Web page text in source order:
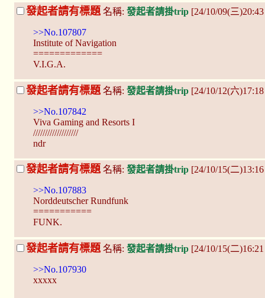
發起者請有標題 名稱: 發起者請掛trip [24/10/09(三
>>No.107807
Institute of Navigation
=============
V.I.G.A.
發起者請有標題 名稱: 發起者請掛trip [24/10/12(六
>>No.107842
Viva Gaming and Resorts I
///////////////////
ndr
發起者請有標題 名稱: 發起者請掛trip [24/10/15(二
>>No.107883
Norddeutscher Rundfunk
===========
FUNK.
發起者請有標題 名稱: 發起者請掛trip [24/10/15(二
>>No.107930
xxxxx